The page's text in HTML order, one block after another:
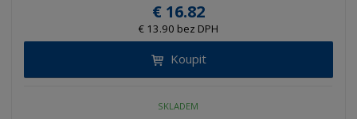
€ 16.82
€ 13.90 bez DPH
Koupit
SKLADEM